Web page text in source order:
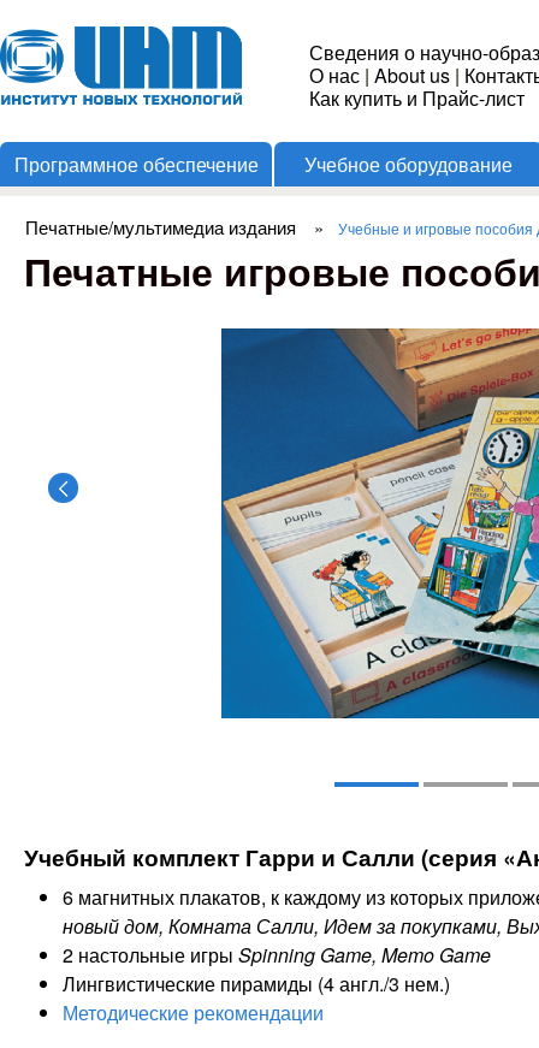
Институт
Новых
Технологий
Сведения о научно-
О нас | About us |
Как купить и Прайс-лист
Программное обеспечение Учебное оборудование
Вы здесь
Печатные/мультимедиа издания » Учебные и игровые
Печатные игровые
Учебный комплект Гарри и Салли (серия
6 магнитных плакатов, к каждому из которых
новый дом, Комната Салли, Идем за покупками,
2 настольные игры Spinning Game, Memo Game
Лингвистические пирамиды (4 англ./3 нем.)
Методические рекомендации